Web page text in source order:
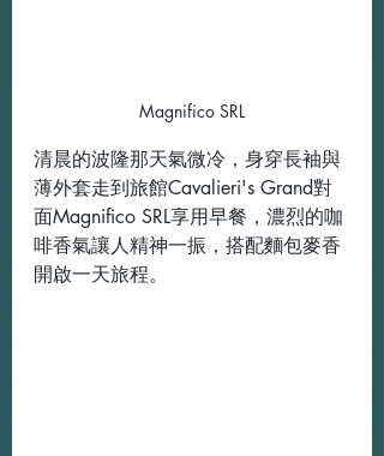
Magnifico SRL
清晨的波隆那天氣微冷，身穿長袖與
薄外套走到旅館Cavalieri's Grand對
面Magnifico SRL享用早餐，濃烈的咖
啡香氣讓人精神一振，搭配麵包麥香
開啟一天旅程。